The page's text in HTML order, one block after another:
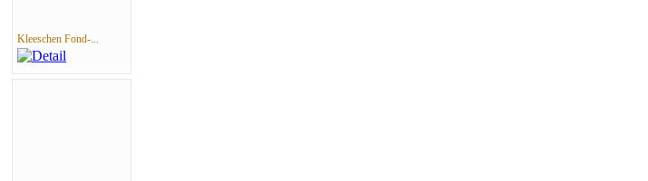
Kleeschen Fond-...